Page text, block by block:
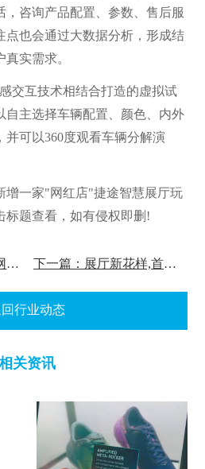
，咨询产品配置、参数、售后服
点也会通过大数据分析，形成结
实需求。
互技术相结合打造的虚拟试
自主选择车辆配置、颜色、内外
并可以360度观看车辆分解演
一家"网红店"捷途智慧展厅玩
标题查看，如有侵权即删!
上一篇：市烈士纪念馆网上虚拟展厅正式上线 下一篇：展厅新花样,首钢三高炉展厅迎来书画展!
行业动态
关资讯